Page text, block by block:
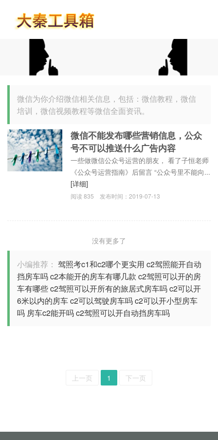
微信为你介绍微信相关信息，包括：微信教程，微信
培训，微信视频教程等微信全面资讯。
微信不能发布哪些营销信息，公众
号不可以推送什么广告内容
一些做微信公众号运营的朋友， 看了子恒老师
《公众号运营指南》后留言 “公众号里不能向...
[详细]
阅读835 发布时间：2019-07-13
没有更多了
小编推荐： 驾照考c1和c2哪个更实用 c2驾照能开自动
挡房车吗c2本能开的房车有哪几款 c2驾照可以开的房
车有哪些c2驾照可以开所有的旅居式房车吗c2可以开
6米以内的房车c2可以驾驶房车吗c2可以开小型房车
吗 房车c2能开吗c2驾照可以开自动挡房车吗
上一页 1 下一页